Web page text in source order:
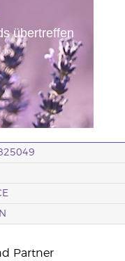
übertreffen
Partner